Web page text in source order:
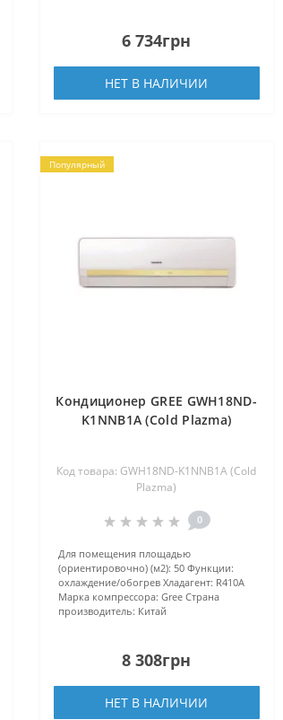
6 734грн
НЕТ В НАЛИЧИИ
Популярный
Кондиционер GREE GWH18ND-
K1NNB1A (Cold Plazma)
Код товара: GWH18ND-K1NNB1A (Cold
Plazma)
0
Для помещения площадью
(ориентировочно) (м2): 50 Функции:
охлаждение/обогрев Хладагент: R410А
Марка компрессора: Gree Страна
производитель: Китай
8 308грн
НЕТ В НАЛИЧИИ